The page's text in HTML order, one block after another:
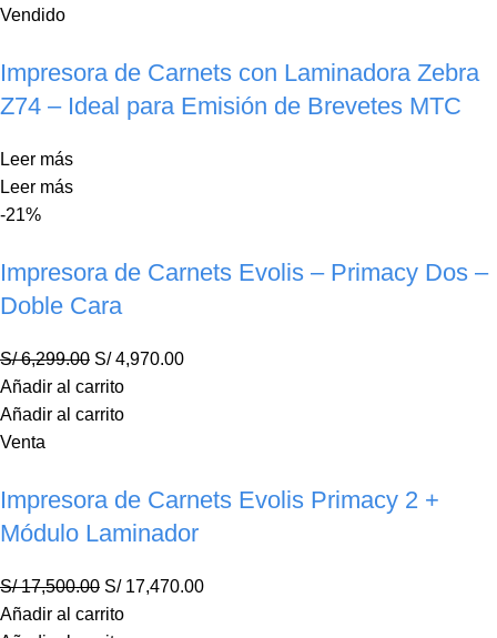
Vendido
Impresora de Carnets con Laminadora Zebra
Z74 – Ideal para Emisión de Brevetes MTC
Leer más
Leer más
-21%
Impresora de Carnets Evolis – Primacy Dos –
Doble Cara
S/6,299.00 S/4,970.00
Añadir al carrito
Añadir al carrito
Venta
Impresora de Carnets Evolis Primacy 2 +
Módulo Laminador
S/17,500.00 S/17,470.00
Añadir al carrito